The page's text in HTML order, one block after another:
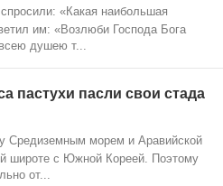
«Какая наибольшая
им: «Возлюби Господа Бога
душею т...
пастухи пасли свои стада
Средиземным морем и Аравийской
широте с Южной Кореей. Поэтому
от...